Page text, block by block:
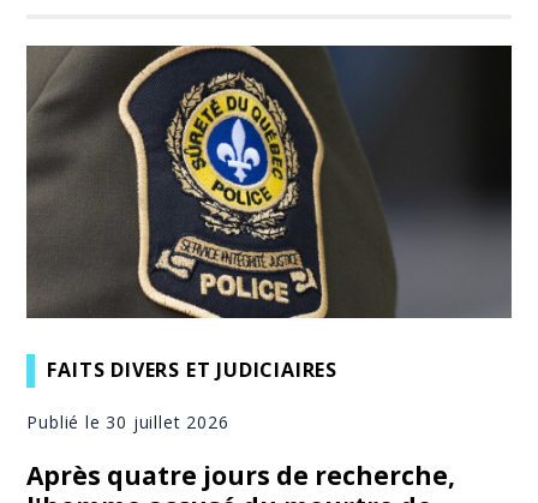
FAITS DIVERS ET JUDICIAIRES
Publié le 30 juillet 2026
Après quatre jours de recherche,